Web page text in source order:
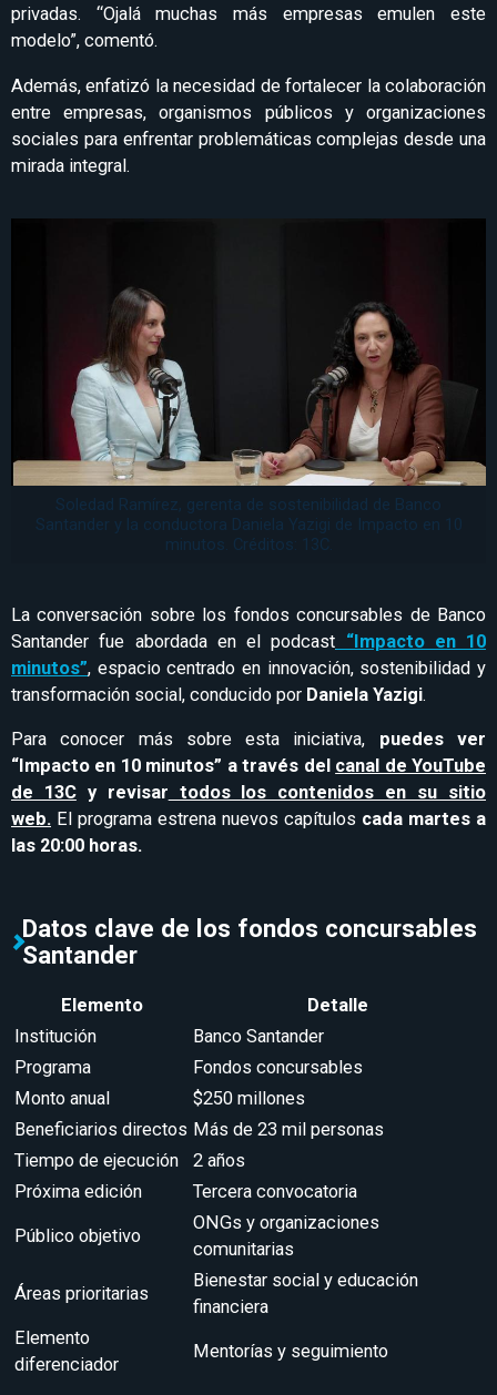
privadas. “Ojalá muchas más empresas emulen este
modelo”, comentó.
Además, enfatizó la necesidad de fortalecer la colaboración
entre empresas, organismos públicos y organizaciones
sociales para enfrentar problemáticas complejas desde una
mirada integral.
Soledad Ramírez, gerenta de sostenibilidad de Banco
Santander y la conductora Daniela Yazigi de Impacto en 10
minutos. Créditos: 13C.
La conversación sobre los fondos concursables de Banco
Santander fue abordada en el podcast “Impacto en 10
minutos”, espacio centrado en innovación, sostenibilidad y
transformación social, conducido por Daniela Yazigi.
Para conocer más sobre esta iniciativa, puedes ver
“Impacto en 10 minutos” a través del canal de YouTube
de 13Cy revisar todos los contenidos en su sitio
web. El programa estrena nuevos capítulos cada martes a
las 20:00 horas.
Datos clave de los fondos concursables
Santander
Elemento
Detalle
Institución
Banco Santander
Programa
Fondos concursables
Monto anual
$250 millones
Beneficiarios directos Más de 23 mil personas
Tiempo de ejecución
2 años
Próxima edición
Tercera convocatoria
Público objetivo
ONGs y organizaciones
comunitarias
Áreas prioritarias
Bienestar social y educación
financiera
Elemento
diferenciador
Mentorías y seguimiento